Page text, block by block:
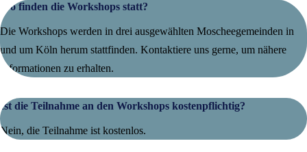
Wo finden die Workshops statt?
Die Workshops werden in drei ausgewählten Moscheegemeinden in
und um Köln herum stattfinden. Kontaktiere uns gerne, um nähere
Informationen zu erhalten.
Ist die Teilnahme an den Workshops kostenpflichtig?
Nein, die Teilnahme ist kostenlos.